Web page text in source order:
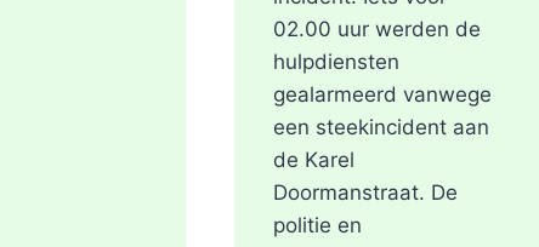
02.00 uur werden de
hulpdiensten
gealarmeerd vanwege
een steekincident aan
de Karel
Doormanstraat. De
politie en